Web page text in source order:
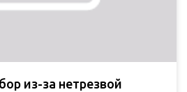
из-за нетрезвой